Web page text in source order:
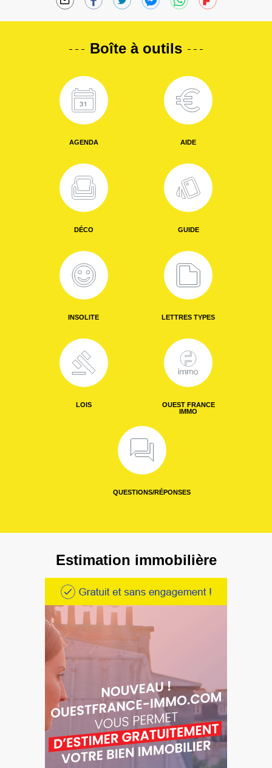
Boîte à outils
AGENDA AIDE
DÉCO GUIDE
INSOLITE LETTRES TYPES
LOIS
OUEST FRANCE
IMMO
QUESTIONS/RÉPONSES
Estimation immobilière